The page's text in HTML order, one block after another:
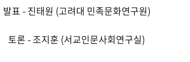
발표 - 진태원 (고려대 민족문화연구원)
토론 - 조지훈 (서교인문사회연구실)